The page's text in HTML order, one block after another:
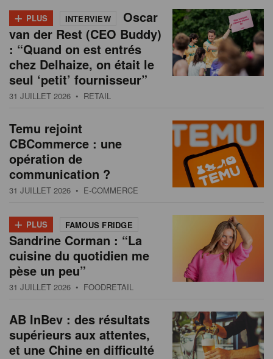
+ PLUS INTERVIEW
Oscar
van der Rest (CEO Buddy)
: “Quand on est entrés
chez Delhaize, on était le
seul ‘petit’ fournisseur”
31 JUILLET 2026 • RETAIL
Temu rejoint
CBCommerce : une
opération de
communication ?
31 JUILLET 2026 • E-COMMERCE
+ PLUS FAMOUS FRIDGE
Sandrine Corman : “La
cuisine du quotidien me
pèse un peu”
31 JUILLET 2026 • FOODRETAIL
AB InBev : des résultats
supérieurs aux attentes,
et une Chine en difficulté